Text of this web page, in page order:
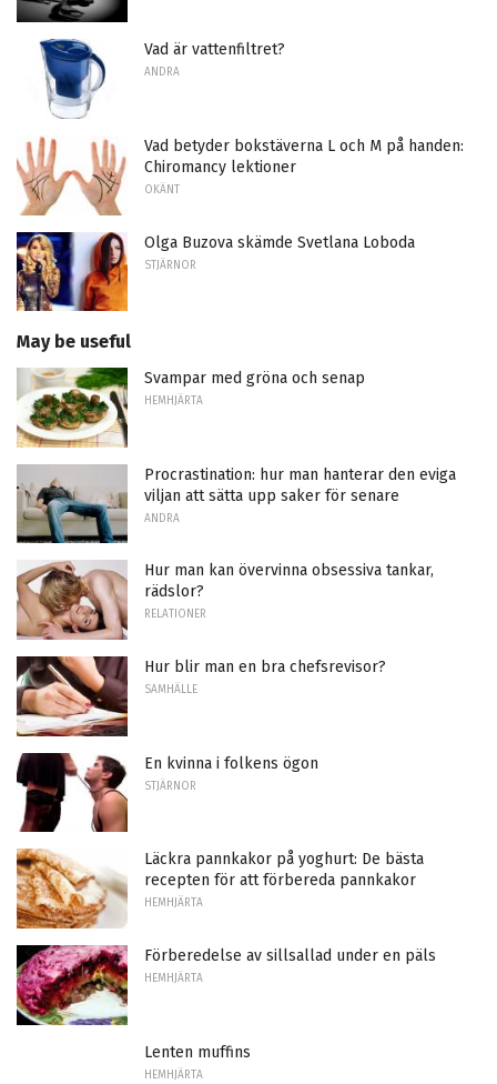
Vad är vattenfiltret?
ANDRA
Vad betyder bokstäverna L och M på handen:
Chiromancy lektioner
OKÄNT
Olga Buzova skämde Svetlana Loboda
STJÄRNOR
May be useful
Svampar med gröna och senap
HEMHJÄRTA
Procrastination: hur man hanterar den eviga
viljan att sätta upp saker för senare
ANDRA
Hur man kan övervinna obsessiva tankar,
rädslor?
RELATIONER
Hur blir man en bra chefsrevisor?
SAMHÄLLE
En kvinna i folkens ögon
STJÄRNOR
Läckra pannkakor på yoghurt: De bästa
recepten för att förbereda pannkakor
HEMHJÄRTA
Förberedelse av sillsallad under en päls
HEMHJÄRTA
Lenten muffins
HEMHJÄRTA